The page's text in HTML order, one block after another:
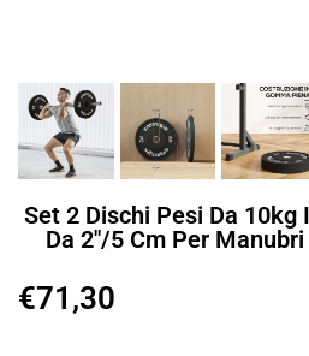
Set 2 Dischi Pesi Da 10kg
Da 2″/5 Cm Per
€71,30